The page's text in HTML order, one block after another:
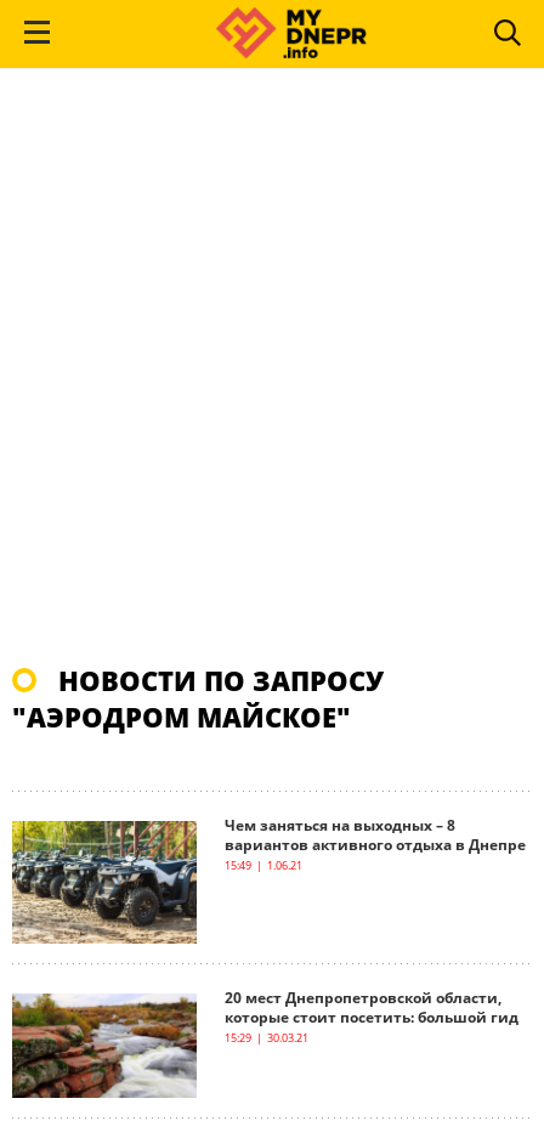
НОВОСТИ ПО ЗАПРОСУ
"АЭРОДРОМ МАЙСКОЕ"
Чем заняться на выходных – 8
вариантов активного отдыха в Днепре
15:49 | 1.06.21
20 мест Днепропетровской области,
которые стоит посетить: большой гид
15:29 | 30.03.21